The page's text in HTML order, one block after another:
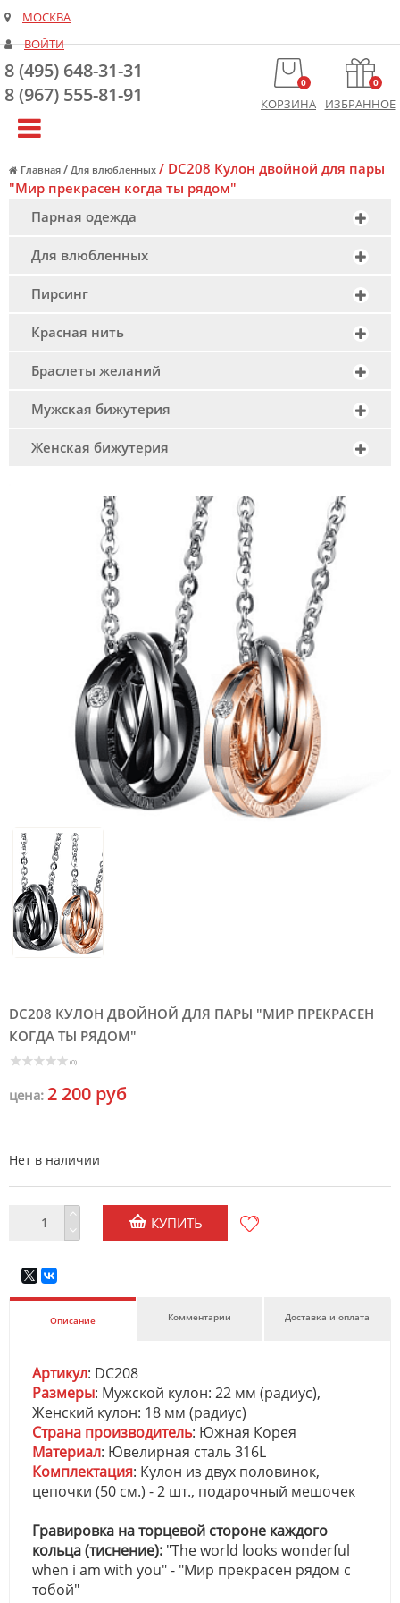
МОСКВА
ВОЙТИ
8 (495) 648-31-31
8 (967) 555-81-91
0
КОРЗИНА
0
ИЗБРАННОЕ
Главная / Для влюбленных / DC208 Кулон двойной для пары
"Мир прекрасен когда ты рядом"
Парная одежда
Для влюбленных
Пирсинг
Красная нить
Браслеты желаний
Мужская бижутерия
Женская бижутерия
DC208 КУЛОН ДВОЙНОЙ ДЛЯ ПАРЫ "МИР ПРЕКРАСЕН
КОГДА ТЫ РЯДОМ"
(0)
цена: 2 200 руб
Нет в наличии
КУПИТЬ
Описание Комментарии Доставка и оплата
Артикул: DC208
Размеры: Мужской кулон: 22 мм (радиус),
Женский кулон: 18 мм (радиус)
Страна производитель: Южная Корея
Материал: Ювелирная сталь 316L
Комплектация: Кулон из двух половинок,
цепочки (50 см.) - 2 шт., подарочный мешочек
Гравировка на торцевой стороне каждого
кольца (тиснение): "The world looks wonderful
when i am with you" - "Мир прекрасен рядом с
тобой"